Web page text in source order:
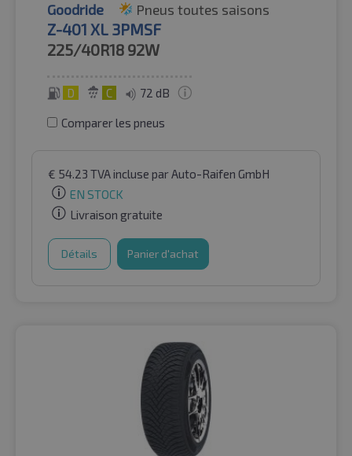
Goodride Pneus toutes saisons
Z-401 XL 3PMSF
225/40R18 92W
D C 72 dB
Comparer les pneus
€ 54.23 TVA incluse par Auto-Raifen GmbH
EN STOCK
Livraison gratuite
Détails Panier d'achat